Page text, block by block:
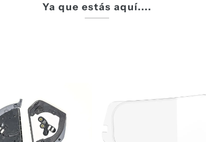
Ya que estás aquí....